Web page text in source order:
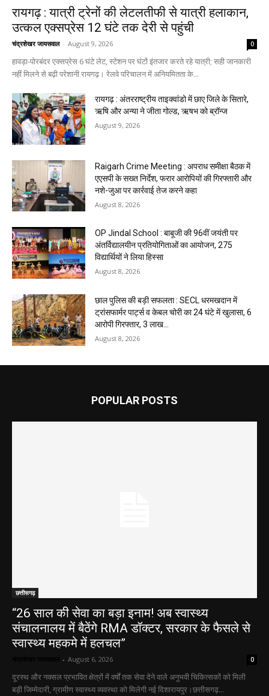
रायगढ़ : यात्री ट्रेनों की लेटलतीफी से यात्री हलाकान,
उत्कल एक्सप्रेस 12 घंटे तक देरी से पहुंची
चंद्रशेखर जायसवाल - August 9, 2026 0
हावड़ा-पोरबंदर एक्सप्रेस 6 घंटे लेट, स्टेशन पर घंटों इंतजार करते रहे यात्री; सही जानकारी
नहीं मिलने से बढ़ी परेशानी रायगढ़। रेलवे परिचालन में अनियमितता के...
रायगढ़ : अंतरराष्ट्रीय ताइक्वांडो में छाए जिले के सितारे,
ऋषि और अन्या ने जीता गोल्ड, ऋषभ को ब्रॉन्ज
August 9, 2026
Raigarh Crime Meeting : अपराध समीक्षा बैठक में
एएसपी के सख्त निर्देश, फरार आरोपियों की गिरफ्तारी और
नशे-जुआ पर कार्रवाई तेज करने कहा
August 8, 2026
OP Jindal School : बाबूजी की 96वीं जयंती पर
अंतर्विद्यालयीन प्रतियोगिताओं का आयोजन, 275
विद्यार्थियों ने लिया हिस्सा
August 8, 2026
छाल पुलिस की बड़ी सफलता : SECL धरमखदान में
ट्रांसफार्मर पार्ट्स व केबल चोरी का 24 घंटे में खुलासा, 6
आरोपी गिरफ्तार, ₹3 लाख...
August 8, 2026
POPULAR POSTS
छत्तीसगढ़
“26 साल की सेवा का बड़ा इनाम! अब स्वास्थ्य
संचालनालय में बैठेंगे RMA डॉक्टर, सरकार के फैसले से
स्वास्थ्य महकमे में हलचल”
- August 6, 2026 0
दूरस्थ और नक्सल प्रभावित क्षेत्रों में वर्षों तक सेवा देने वाले अनुभवी चिकित्सकों को मिली
बड़ी जिम्मेदारी, ग्रामीण स्वास्थ्य व्यवस्था को मिलेगी नई दिशारायपुर।छत्तीसगढ़...